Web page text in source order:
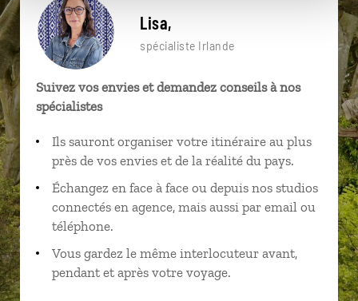
Lisa,
spécialiste Irlande
Suivez vos envies et demandez conseils à nos
spécialistes
Ils sauront organiser votre itinéraire au plus
près de vos envies et de la réalité du pays.
Échangez en face à face ou depuis nos studios
connectés en agence, mais aussi par email ou
téléphone.
Vous gardez le même interlocuteur avant,
pendant et après votre voyage.